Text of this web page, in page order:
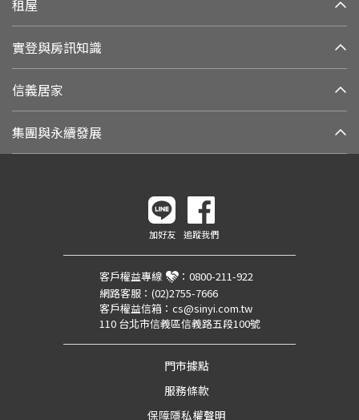
租屋
實登與房訊知識
信義居家
集團與永續發展
加好友 追蹤我們
客戶權益專線 ： 0800-211-922
網路客服： (02)2755-7666
客戶權益信箱： cs@sinyi.com.tw
110 台北市信義區信義路五段100號
門市據點
服務條款
保障隱私權聲明